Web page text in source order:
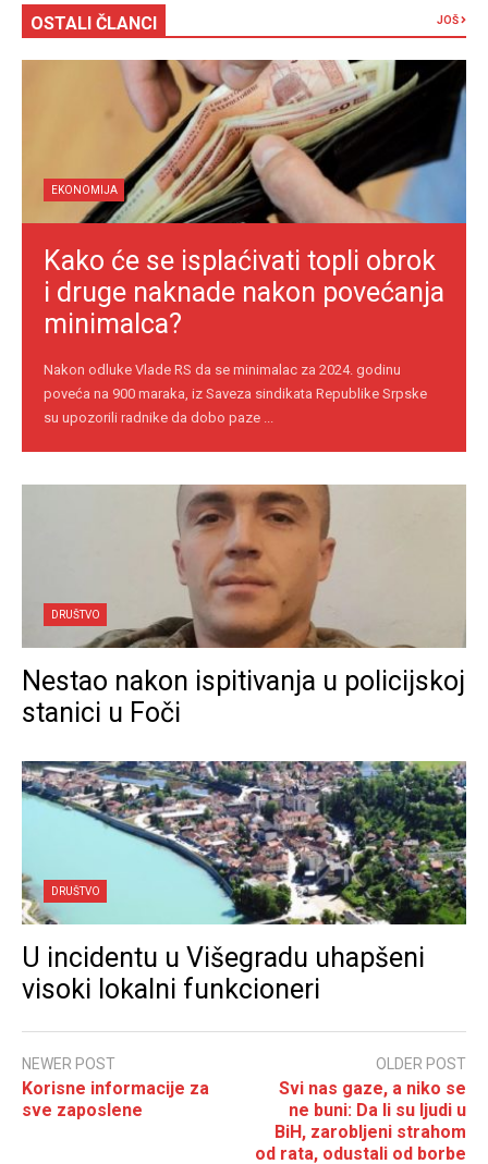
OSTALI ČLANCI JOŠ
EKONOMIJA
Kako će se isplaćivati topli obrok
i druge naknade nakon povećanja
minimalca?
Nakon odluke Vlade RS da se minimalac za 2024. godinu
poveća na 900 maraka, iz Saveza sindikata Republike Srpske
su upozorili radnike da dobo paze ...
DRUŠTVO
Nestao nakon ispitivanja u policijskoj
stanici u Foči
DRUŠTVO
U incidentu u Višegradu uhapšeni
visoki lokalni funkcioneri
NEWER POST
Korisne informacije za
sve zaposlene
OLDER POST
Svi nas gaze, a niko se
ne buni: Da li su ljudi u
BiH, zarobljeni strahom
od rata, odustali od borbe